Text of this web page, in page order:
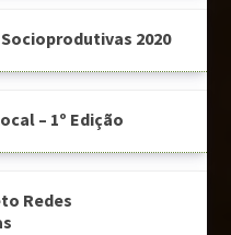
2020
– 1º Edição
Redes